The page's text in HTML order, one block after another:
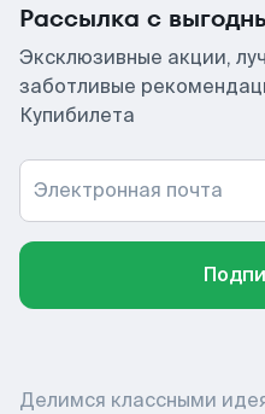
Рассылка с
Эксклюзивные акции,
заботливые
Купибилета
Электронная почта
Делимся классными